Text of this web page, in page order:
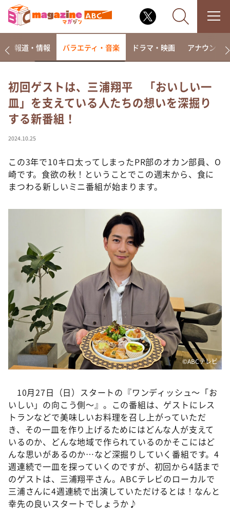
なるみ・岡村の過ぎるTV
相席食堂
これ余談なんですけど・・・
て真剣です
探偵！ナイトスクープ
news おかえり
河合＆A.B.C-Z塚田×福井アナ「なんでやねん！？」
DAIGOも台所 ～きょうの献立 何にする？～
本日はダイアンなり！シーズン２
朝だ！生です旅サラダ
教えて！ニュースライブ 正義のミカタ
ＬＩＦＥ～夢のカタチ～
新婚さんいらっしゃい！
ポツンと一軒家
ザキ山小屋本館
アナ回覧板
報道・情報 バラエティ・音楽 ドラマ・映画 アナウンサー
初回ゲストは、三浦翔平 「おいしい一
皿」を支えている人たちの想いを深掘り
する新番組！
2024.10.25
この3年で10キロ太ってしまったPR部のオカン部員、O
崎です。食欲の秋！ということでこの週末から、食に
まつわる新しいミニ番組が始まります。
©️ABCテレビ
10月27日（日）スタートの『ワンディッシュ〜「お
いしい」の向こう側〜』。この番組は、ゲストにレス
トランなどで美味しいお料理を召し上がっていただ
き、その一皿を作り上げるためにはどんな人が支えて
いるのか、どんな地域で作られているのかそこにはど
んな思いがあるのか…など深掘りしていく番組です。4
週連続で一皿を探っていくのですが、初回から4話まで
のゲストは、三浦翔平さん。ABCテレビのローカルで
三浦さんに4週連続で出演していただけるとは！なんと
幸先の良いスタートでしょうか♪